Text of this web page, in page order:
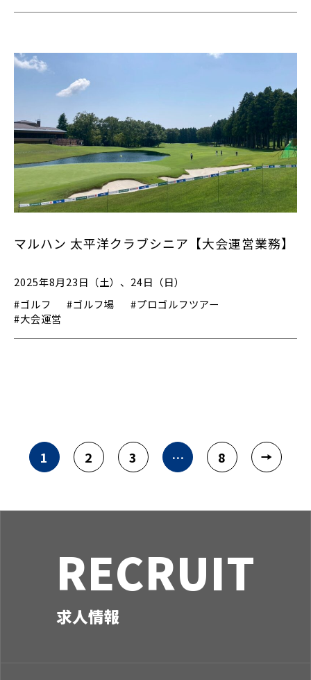
マルハン 太平洋クラブシニア【大会運営業務】
2025年8月23日（土）、24日（日）
#ゴルフ
#ゴルフ場
#プロゴルフツアー
#大会運営
1 2 3 … 8
RECRUIT
求人情報